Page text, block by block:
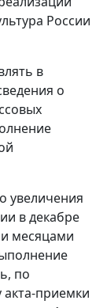
России
в
о
увеличения
в декабре
месяцами
по
приемки